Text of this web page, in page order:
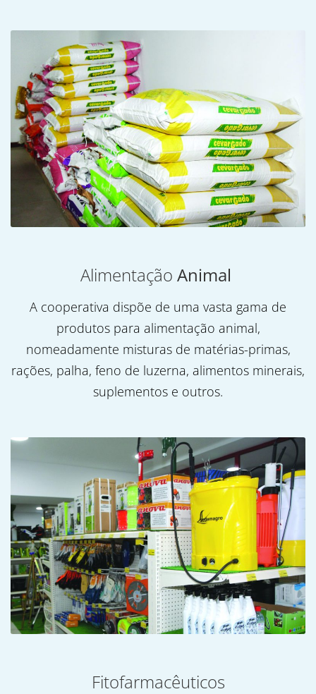
Alimentação Animal
A cooperativa dispõe de uma vasta gama de
produtos para alimentação animal,
nomeadamente misturas de matérias-primas,
rações, palha, feno de luzerna, alimentos minerais,
suplementos e outros.
Fitofarmacêuticos